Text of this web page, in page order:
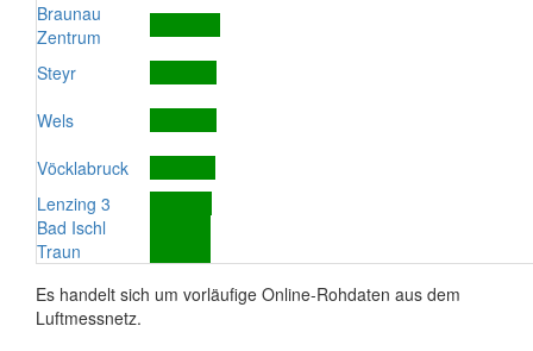
Braunau
Zentrum
Steyr
Wels
Vöcklabruck
Lenzing 3
Bad Ischl
Traun
Es handelt sich um vorläufige Online-Rohdaten aus dem
Luftmessnetz.